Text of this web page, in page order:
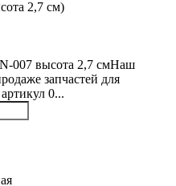
007 высота 2,7 смНаш
запчастей для
0...